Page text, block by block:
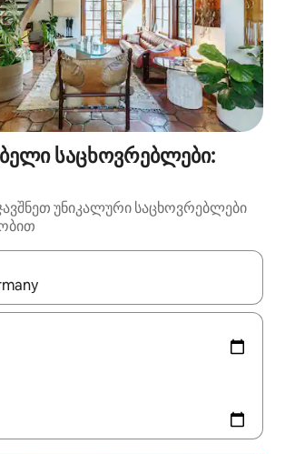
საცხოვრებლები:
უნიკალური საცხოვრებლები
ხელმისაწვდომი გახდება, ნავიგაციისთვის